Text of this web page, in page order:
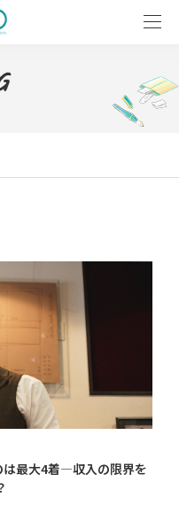
は最大4着―収入の限界を